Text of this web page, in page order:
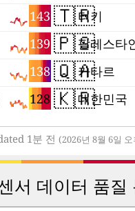
143
139
138
128
🇹🇷
터키
🇵🇸
🇶🇦카타르
🇰🇷대한민국
1분 전 (2026년 8월 6일
서 데이터 품질